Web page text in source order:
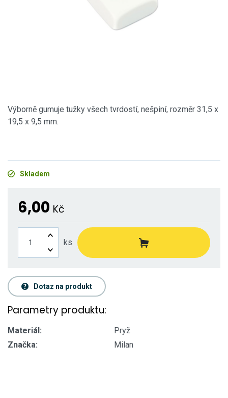
Výborně gumuje tužky všech tvrdostí, nešpiní, rozměr 31,5 x
19,5 x 9,5 mm.
Skladem
6,00 Kč
ks
Dotaz na produkt
Parametry produktu:
Materiál:
Pryž
Značka:
Milan